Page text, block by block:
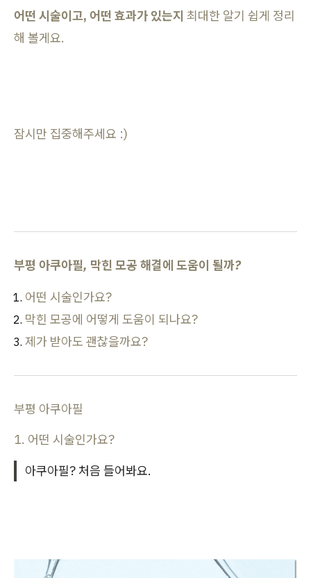
어떤 시술이고, 어떤 효과가 있는지 최대한 알기 쉽게 정리
해 볼게요.
잠시만 집중해주세요 :)
부평 아쿠아필, 막힌 모공 해결에 도움이 될까?
어떤 시술인가요?
막힌 모공에 어떻게 도움이 되나요?
제가 받아도 괜찮을까요?
부평 아쿠아필
1. 어떤 시술인가요?
아쿠아필? 처음 들어봐요.